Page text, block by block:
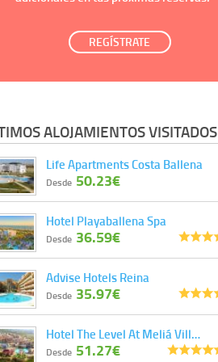
REGÍSTRATE
ALOJAMIENTOS VISITADOS
Life Apartments Costa Ballena
Desde 50.23€
Hotel Playaballena Spa
Desde 36.59€
Advise Hotels Reina
Desde 35.97€
Hotel The Level At Meliá Vill…
Desde 51.27€